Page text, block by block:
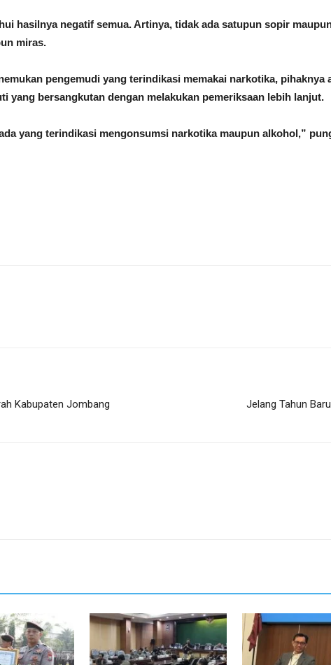
hasilnya negatif semua. Artinya, tidak ada satupun sopir
miras.
pengemudi yang terindikasi memakai narkotika, pihaknya
yang bersangkutan dengan melakukan pemeriksaan lebih lanjut.
yang terindikasi mengonsumsi narkotika maupun alkohol,”
Kabupaten Jombang Jelang Tahun